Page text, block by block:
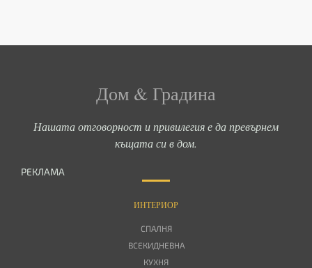
Дом & Градина
Нашата отговорност и привилегия е да превърнем
къщата си в дом.
РЕКЛАМА
ИНТЕРИОР
СПАЛНЯ
ВСЕКИДНЕВНА
КУХНЯ